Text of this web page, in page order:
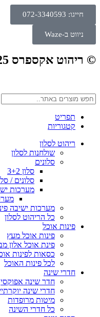
חייגו: 072-3340593
ניווט ב-Waze
© ריהוט אקספרס 2025 | כל הזכויות שמורות
תפריט
קטגוריות
ריהוט לסלון
שולחנות לסלון
סלונים
סלון 3+2
סלונים /
מערכות
מערכות ישיבה
כל הריהוט לסלון
פינות אוכל
פינות אוכל מעץ
פינת אוכל אלון
כסאות לפינות
לכל פינות האוכל
חדרי שינה
חדר שינה אפוקסי
חדרי שינה
מיטות מרופדות
כל חדרי השינה